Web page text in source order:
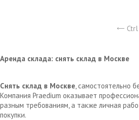
Аренда склада: снять склад в Москве
Снять склад в Москве, самостоятельно
Компания Praedium оказывает
разным требованиям, а также личная
покупки.